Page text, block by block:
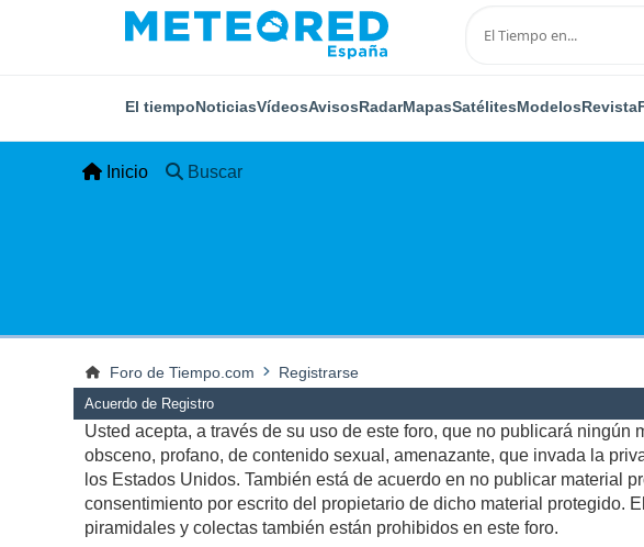
El tiempoNoticiasVídeosAvisosRadarMapasSatélitesModelosRevista
Inicio Buscar
Foro de Tiempo.com Registrarse
Acuerdo de Registro
Usted acepta, a través de su uso de este foro, que no publicará
obsceno, profano, de contenido sexual, amenazante, que invada la
los Estados Unidos. También está de acuerdo en no publicar material
consentimiento por escrito del propietario de dicho material protegido.
piramidales y colectas también están prohibidos en este foro.